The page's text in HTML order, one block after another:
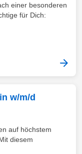
einer besonderen
für Dich:
w/m/d
auf höchstem
diesem